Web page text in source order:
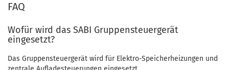
FAQ
Wofür wird das SABI Gruppensteuergerät
eingesetzt?
Das Gruppensteuergerät wird für Elektro-Speicherheizungen und